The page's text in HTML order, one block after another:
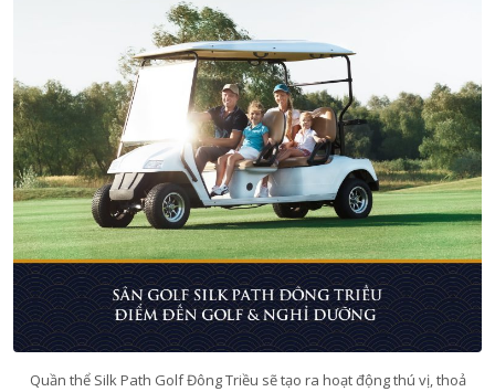
Quần thể Silk Path Golf Đông Triều sẽ tạo ra hoạt động thú vị, thoả